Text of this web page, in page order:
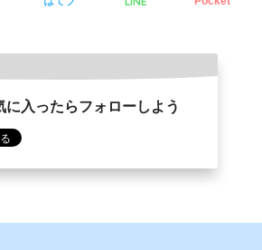
に入ったらフォローしよう